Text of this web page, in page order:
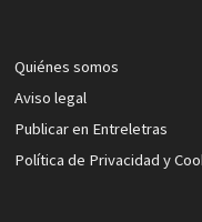
Quiénes somos
Aviso legal
Publicar en Entreletras
Política de Privacidad y